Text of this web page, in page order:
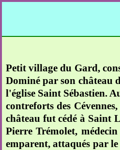
Petit village du Gard,
Dominé par son château
l'église Saint Sébastien.
contreforts des
château fut cédé à Saint
Pierre Trémolet,
emparent, attaqués par